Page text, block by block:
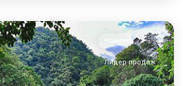
Новинка
Лидер продаж